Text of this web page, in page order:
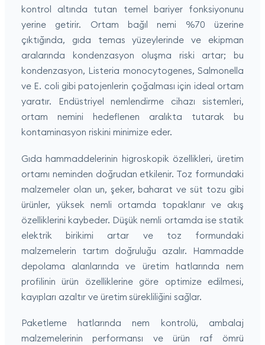
kontrol altında tutan temel bariyer fonksiyonunu
yerine getirir. Ortam bağıl nemi %70 üzerine
çıktığında, gıda temas yüzeylerinde ve ekipman
aralarında kondenzasyon oluşma riski artar; bu
kondenzasyon, Listeria monocytogenes, Salmonella
ve E. coli gibi patojenlerin çoğalması için ideal ortam
yaratır. Endüstriyel nemlendirme cihazı sistemleri,
ortam nemini hedeflenen aralıkta tutarak bu
kontaminasyon riskini minimize eder.
Gıda hammaddelerinin higroskopik özellikleri, üretim
ortamı neminden doğrudan etkilenir. Toz formundaki
malzemeler olan un, şeker, baharat ve süt tozu gibi
ürünler, yüksek nemli ortamda topaklanır ve akış
özelliklerini kaybeder. Düşük nemli ortamda ise statik
elektrik birikimi artar ve toz formundaki
malzemelerin tartım doğruluğu azalır. Hammadde
depolama alanlarında ve üretim hatlarında nem
profilinin ürün özelliklerine göre optimize edilmesi,
kayıpları azaltır ve üretim sürekliliğini sağlar.
Paketleme hatlarında nem kontrolü, ambalaj
malzemelerinin performansı ve ürün raf ömrü